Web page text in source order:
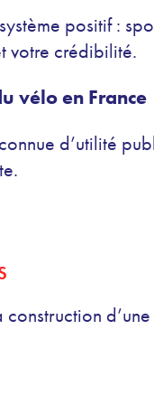
positif :
votre crédibilité.
vélo en France
d’utilité